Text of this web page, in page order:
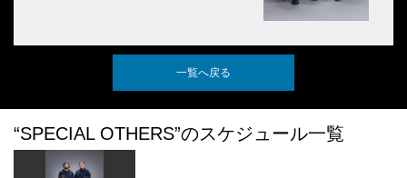
一覧へ戻る
“SPECIAL OTHERS”のスケジュール一覧